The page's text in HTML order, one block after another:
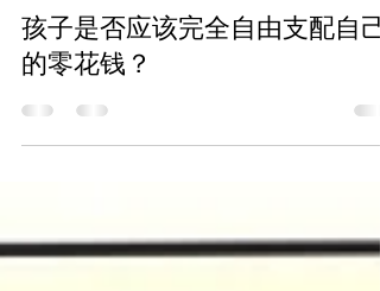
guyt992323
Mar 31, 2025
7 min read
的零花钱？